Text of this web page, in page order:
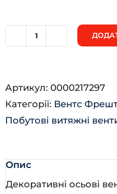
алюм.
мат.
кількість
Артикул: 0000217297
Категорії: Вентс
Побутові витяжні
Опис
Декоративні осьові